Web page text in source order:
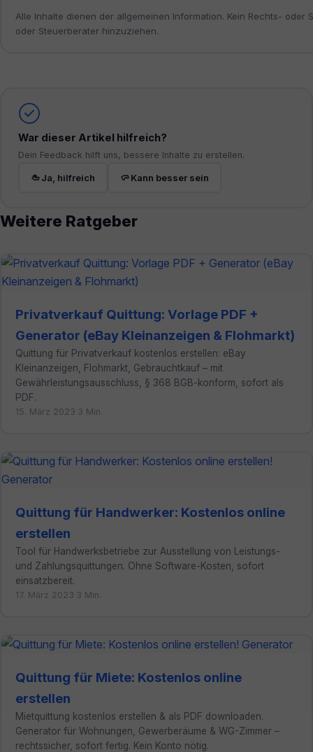
Alle Inhalte dienen der allgemeinen Information. Kein Rechts- oder
oder Steuerberater hinzuziehen.
War dieser Artikel hilfreich?
Dein Feedback hilft uns, bessere Inhalte zu erstellen.
Ja, hilfreich Kann besser sein
Weitere Ratgeber
Privatverkauf Quittung: Vorlage PDF +
Generator (eBay Kleinanzeigen & Flohmarkt)
Quittung für Privatverkauf kostenlos erstellen: eBay
Kleinanzeigen, Flohmarkt, Gebrauchtkauf – mit
Gewährleistungsausschluss, § 368 BGB-konform, sofort als
PDF.
15. März 2023 3 Min.
Quittung für Handwerker: Kostenlos online
erstellen
Tool für Handwerksbetriebe zur Ausstellung von Leistungs-
und Zahlungsquittungen. Ohne Software-Kosten, sofort
einsatzbereit.
17. März 2023 3 Min.
Quittung für Miete: Kostenlos online
erstellen
Mietquittung kostenlos erstellen & als PDF downloaden.
Generator für Wohnungen, Gewerberäume & WG-Zimmer –
rechtssicher, sofort fertig. Kein Konto nötig.